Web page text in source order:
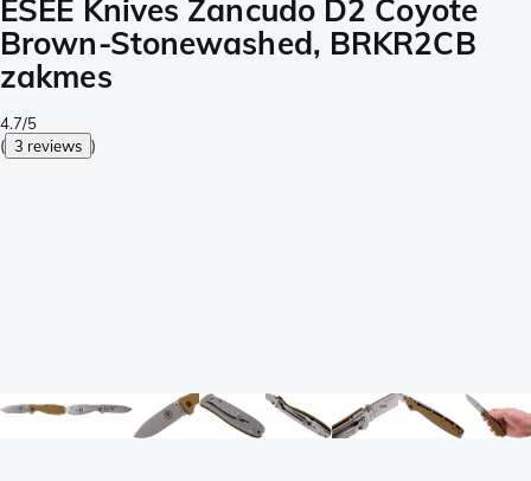
ESEE Knives Zancudo D2 Coyote
Brown-Stonewashed, BRKR2CB
zakmes
4.7/5
( 3 reviews )